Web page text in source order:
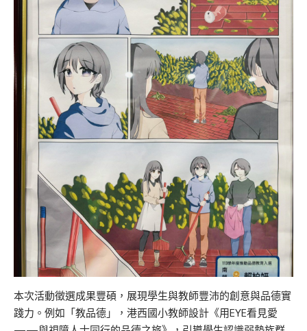
本次活動徵選成果豐碩，展現學生與教師豐沛的創意與品德實
踐力。例如「教品德」，港西國小教師設計《用EYE看見愛